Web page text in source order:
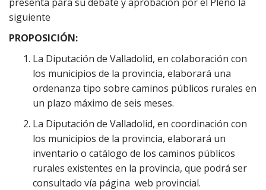
siguiente
PROPOSICIÓN:
La Diputación de Valladolid, en colaboración con
los municipios de la provincia, elaborará una
ordenanza tipo sobre caminos públicos rurales en
un plazo máximo de seis meses.
La Diputación de Valladolid, en coordinación con
los municipios de la provincia, elaborará un
inventario o catálogo de los caminos públicos
rurales existentes en la provincia, que podrá ser
consultado vía página web provincial.